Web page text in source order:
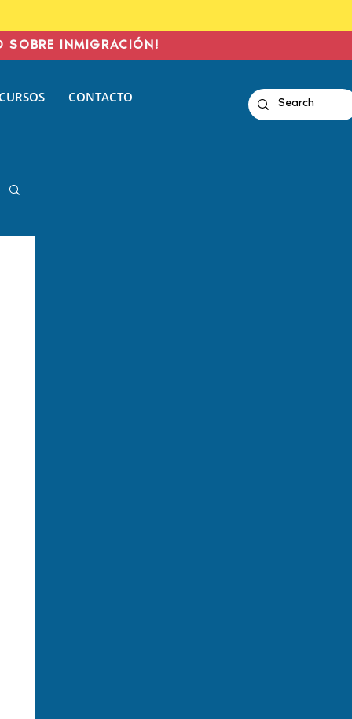
SOBRE INMIGRACIÓN!
CONTACTO